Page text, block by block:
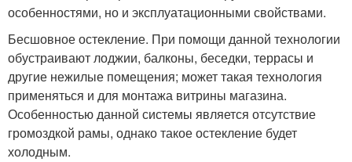
особенностями, но и эксплуатационными свойствами.
Бесшовное остекление. При помощи данной технологии
обустраивают лоджии, балконы, беседки, террасы и
другие нежилые помещения; может такая технология
применяться и для монтажа витрины магазина.
Особенностью данной системы является отсутствие
громоздкой рамы, однако такое остекление будет
холодным.